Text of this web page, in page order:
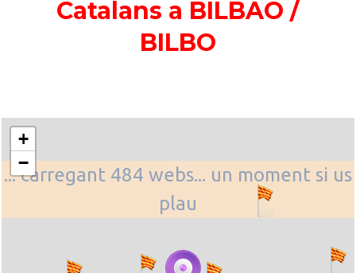
Catalans a BILBAO /
BILBO
... carregant 484 webs... un moment si us
plau
+
−